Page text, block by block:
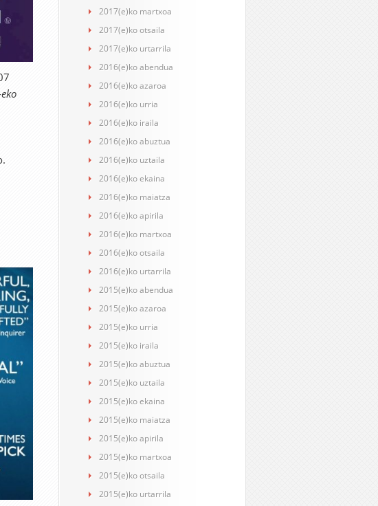
2017(e)ko martxoa
2017(e)ko otsaila
2017(e)ko urtarrila
2016(e)ko abendua
2016(e)ko azaroa
2016(e)ko urria
2016(e)ko iraila
2016(e)ko abuztua
2016(e)ko uztaila
2016(e)ko ekaina
2016(e)ko maiatza
2016(e)ko apirila
2016(e)ko martxoa
2016(e)ko otsaila
2016(e)ko urtarrila
2015(e)ko abendua
2015(e)ko azaroa
2015(e)ko urria
2015(e)ko iraila
2015(e)ko abuztua
2015(e)ko uztaila
2015(e)ko ekaina
2015(e)ko maiatza
2015(e)ko apirila
2015(e)ko martxoa
2015(e)ko otsaila
2015(e)ko urtarrila